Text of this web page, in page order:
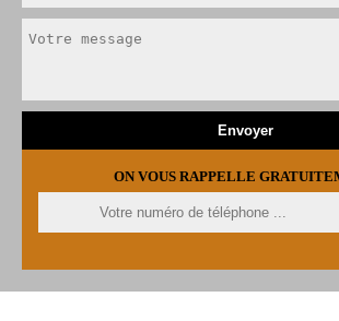
ON VOUS RAPPELLE